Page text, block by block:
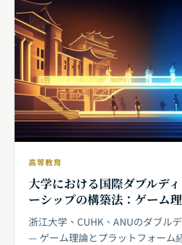
高等教育
大学における国際ダブルデ
ーシップの構築法：ゲーム
浙江大学、CUHK、ANUのダブル
— ゲーム理論とプラットフォーム